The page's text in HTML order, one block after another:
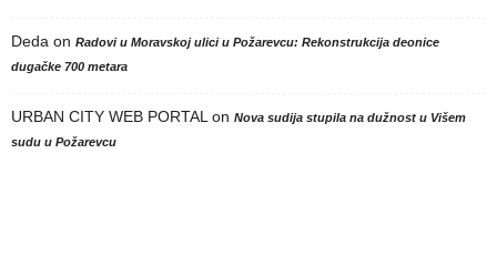
Deda on Radovi u Moravskoj ulici u Požarevcu: Rekonstrukcija deonice
dugačke 700 metara
URBAN CITY WEB PORTAL on Nova sudija stupila na dužnost u Višem
sudu u Požarevcu